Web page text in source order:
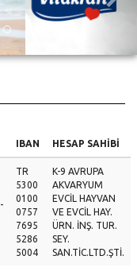
IBAN HESAP SAHİBİ
TR
5300
0100
0757
7695
5286
5004
K-9 AVRUPA
AKVARYUM
EVCİL HAYVAN
VE EVCİL HAY.
ÜRN. İNŞ. TUR.
SEY.
SAN.TİC.LTD.ŞTİ.